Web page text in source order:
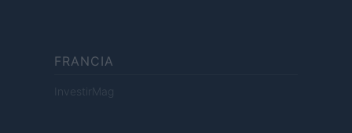
FRANCIA
InvestirMag